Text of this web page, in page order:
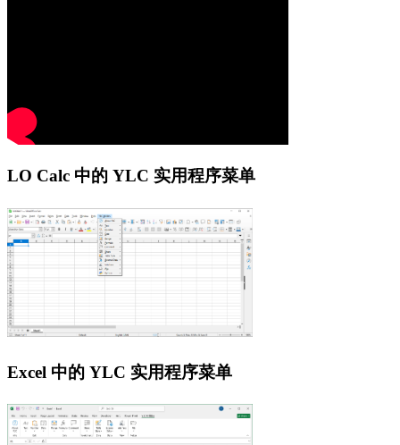
LO Calc 中的 YLC 实用程序菜单
Excel 中的 YLC 实用程序菜单